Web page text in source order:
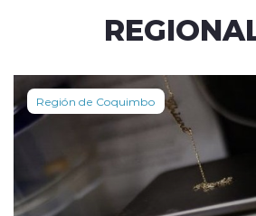
Región de Coquimbo